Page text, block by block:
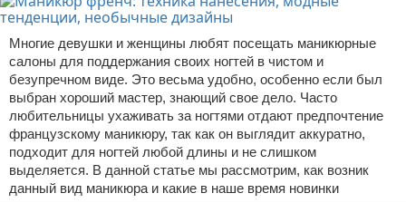
Многие девушки и женщины любят посещать маникюрные
салоны для поддержания своих ногтей в чистом и
безупречном виде. Это весьма удобно, особенно если был
выбран хороший мастер, знающий свое дело. Часто
любительницы ухаживать за ногтями отдают предпочтение
французскому маникюру, так как он выглядит аккуратно,
подходит для ногтей любой длины и не слишком
выделяется. В данной статье мы рассмотрим, как возник
данный вид маникюра и какие в наше время новинки